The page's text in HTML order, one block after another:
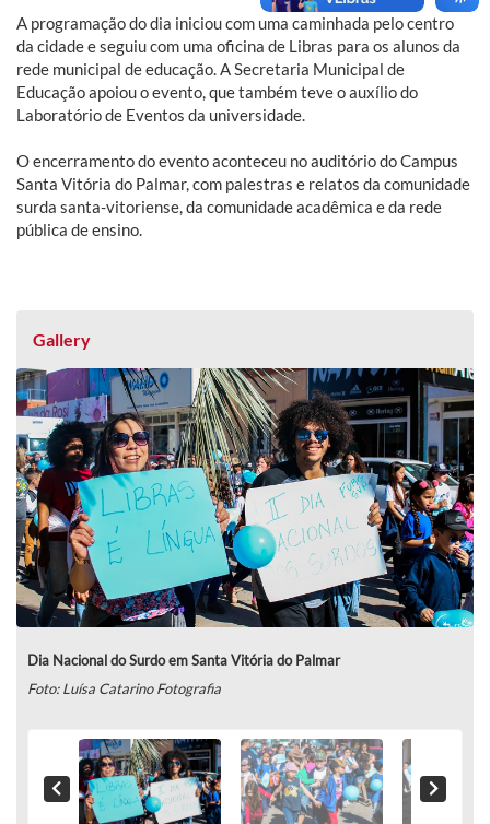
A programação do dia iniciou com uma caminhada pelo centro
da cidade e seguiu com uma oficina de Libras para os alunos da
rede municipal de educação. A Secretaria Municipal de
Educação apoiou o evento, que também teve o auxílio do
Laboratório de Eventos da universidade.
O encerramento do evento aconteceu no auditório do Campus
Santa Vitória do Palmar, com palestras e relatos da comunidade
surda santa-vitoriense, da comunidade acadêmica e da rede
pública de ensino.
Gallery
Dia Nacional do Surdo em Santa Vitória do Palmar
Foto: Luísa Catarino Fotografia